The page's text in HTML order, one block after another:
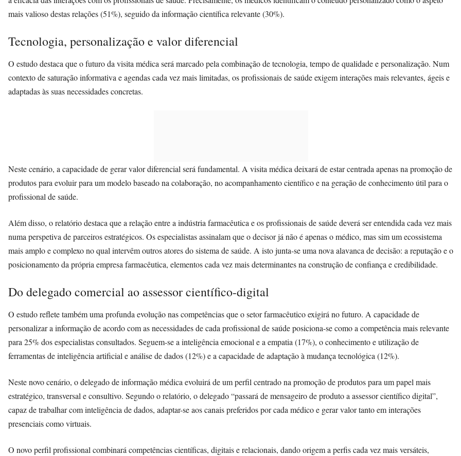
mais valioso destas relações (51%), seguido da informação científica relevante (30%).
Tecnologia, personalização e valor diferencial
O estudo destaca que o futuro da visita médica será marcado pela combinação de tecnologia, tempo de qualidade e personalização. Num
contexto de saturação informativa e agendas cada vez mais limitadas, os profissionais de saúde exigem interações mais relevantes, ágeis e
adaptadas às suas necessidades concretas.
Neste cenário, a capacidade de gerar valor diferencial será fundamental. A visita médica deixará de estar centrada apenas na promoção de
produtos para evoluir para um modelo baseado na colaboração, no acompanhamento científico e na geração de conhecimento útil para o
profissional de saúde.
Além disso, o relatório destaca que a relação entre a indústria farmacêutica e os profissionais de saúde deverá ser entendida cada vez mais
numa perspetiva de parceiros estratégicos. Os especialistas assinalam que o decisor já não é apenas o médico, mas sim um ecossistema
mais amplo e complexo no qual intervêm outros atores do sistema de saúde. A isto junta-se uma nova alavanca de decisão: a reputação e o
posicionamento da própria empresa farmacêutica, elementos cada vez mais determinantes na construção de confiança e credibilidade.
Do delegado comercial ao assessor científico-digital
O estudo reflete também uma profunda evolução nas competências que o setor farmacêutico exigirá no futuro. A capacidade de
personalizar a informação de acordo com as necessidades de cada profissional de saúde posiciona-se como a competência mais relevante
para 25% dos especialistas consultados. Seguem-se a inteligência emocional e a empatia (17%), o conhecimento e utilização de
ferramentas de inteligência artificial e análise de dados (12%) e a capacidade de adaptação à mudança tecnológica (12%).
Neste novo cenário, o delegado de informação médica evoluirá de um perfil centrado na promoção de produtos para um papel mais
estratégico, transversal e consultivo. Segundo o relatório, o delegado “passará de mensageiro de produto a assessor científico digital”,
capaz de trabalhar com inteligência de dados, adaptar-se aos canais preferidos por cada médico e gerar valor tanto em interações
presenciais como virtuais.
O novo perfil profissional combinará competências científicas, digitais e relacionais, dando origem a perfis cada vez mais versáteis,